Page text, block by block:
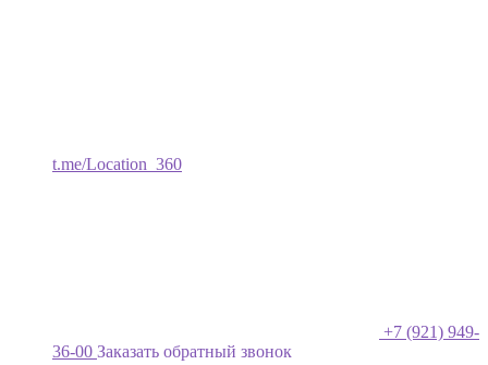
t.me/Location_360
+7 (921) 949-
36-00 Заказать обратный звонок